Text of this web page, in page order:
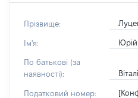
Прізвище:
Ім'я: Юрій
По батькові (за
наявності):
Податковий номер: